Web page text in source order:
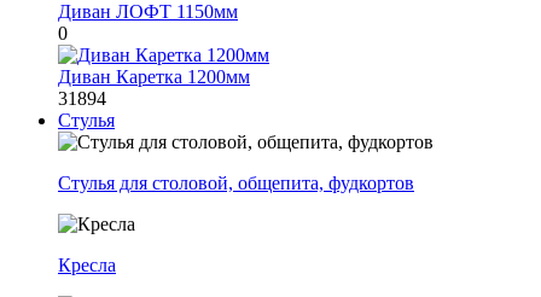
Диван ЛОФТ 1150мм
0
Диван Каретка 1200мм
31894
Стулья
Стулья для столовой, общепита, фудкортов
Кресла